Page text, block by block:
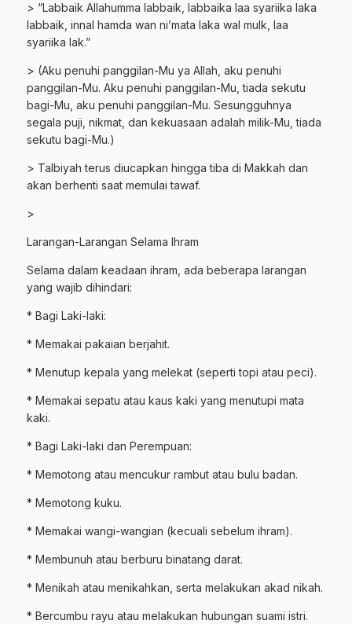
> “Labbaik Allahumma labbaik, labbaika laa syariika laka
labbaik, innal hamda wan ni’mata laka wal mulk, laa
syariika lak.”
> (Aku penuhi panggilan-Mu ya Allah, aku penuhi
panggilan-Mu. Aku penuhi panggilan-Mu, tiada sekutu
bagi-Mu, aku penuhi panggilan-Mu. Sesungguhnya
segala puji, nikmat, dan kekuasaan adalah milik-Mu, tiada
sekutu bagi-Mu.)
> Talbiyah terus diucapkan hingga tiba di Makkah dan
akan berhenti saat memulai tawaf.
>
Larangan-Larangan Selama Ihram
Selama dalam keadaan ihram, ada beberapa larangan
yang wajib dihindari:
* Bagi Laki-laki:
* Memakai pakaian berjahit.
* Menutup kepala yang melekat (seperti topi atau peci).
* Memakai sepatu atau kaus kaki yang menutupi mata
kaki.
* Bagi Laki-laki dan Perempuan:
* Memotong atau mencukur rambut atau bulu badan.
* Memotong kuku.
* Memakai wangi-wangian (kecuali sebelum ihram).
* Membunuh atau berburu binatang darat.
* Menikah atau menikahkan, serta melakukan akad nikah.
* Bercumbu rayu atau melakukan hubungan suami istri.